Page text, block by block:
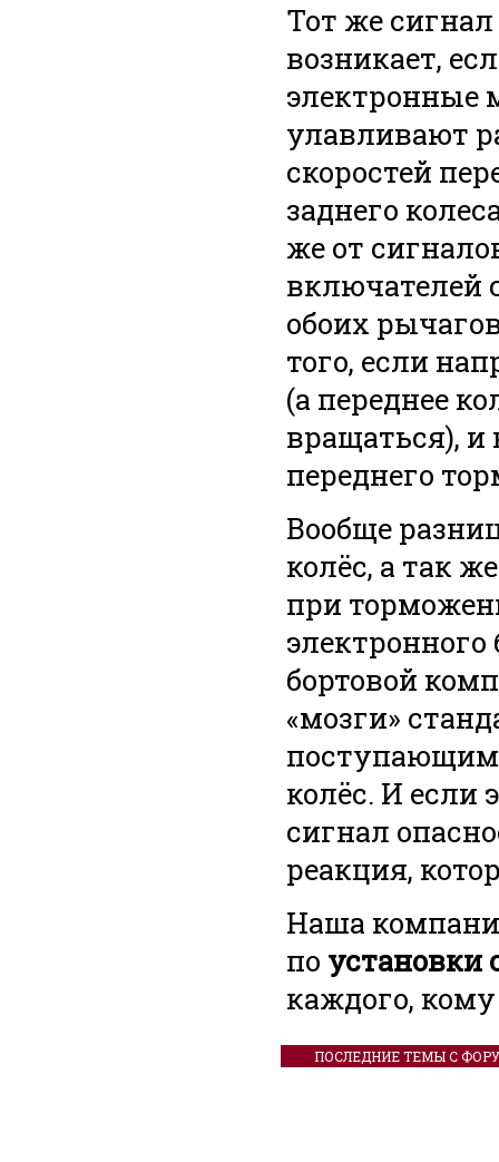
Тот же
возникает,
электронные
улавливают
скоростей
заднего
же от
включателей
обоих
того, если
(а переднее
вращаться), и
переднего
Вообще
колёс, а так
при
электронного
бортовой
«мозги»
колёс. И если
сигнал
реакция,
Наша
по установки
каждого,
ПОСЛЕДНИЕ ТЕМЫ С